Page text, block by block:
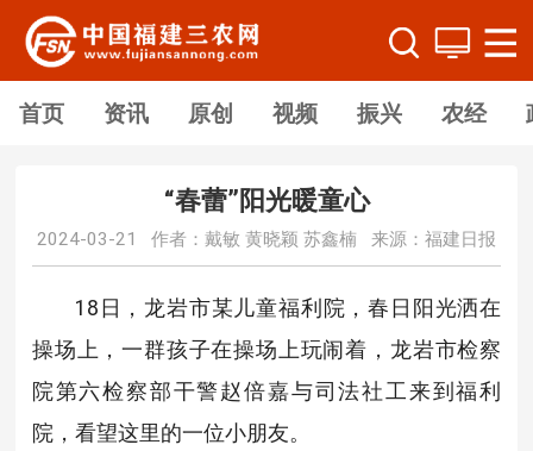
首页 资讯 原创 视频 振兴 农经
“春蕾”阳光暖童心
2024-03-21 作者：戴敏 黄晓颖 苏鑫楠 来源：福建日报
18日，龙岩市某儿童福利院，春日阳光洒在
操场上，一群孩子在操场上玩闹着，龙岩市检察
院第六检察部干警赵倍嘉与司法社工来到福利
院，看望这里的一位小朋友。